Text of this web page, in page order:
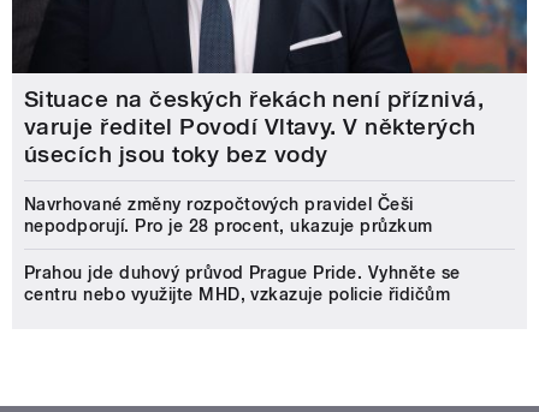
Situace na českých řekách není příznivá,
varuje ředitel Povodí Vltavy. V některých
úsecích jsou toky bez vody
Navrhované změny rozpočtových pravidel Češi
nepodporují. Pro je 28 procent, ukazuje průzkum
Prahou jde duhový průvod Prague Pride. Vyhněte se
centru nebo využijte MHD, vzkazuje policie řidičům